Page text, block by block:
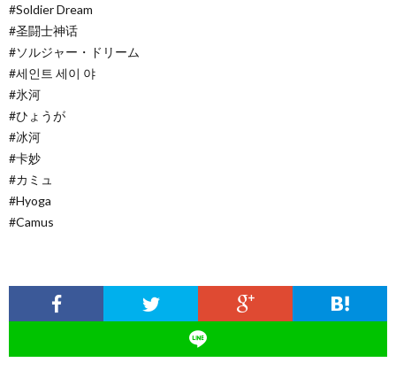
#Soldier​ Dream
#圣闘士神话​
#ソルジャー​・ドリーム
#세인트 세이 야
#氷河
#ひょうが
#冰河
#卡妙
#カミュ
#Hyoga
#Camus